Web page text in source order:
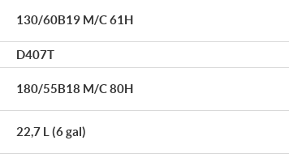
130/60B19 M/C 61H
D407T
180/55B18 M/C 80H
22,7 L (6 gal)